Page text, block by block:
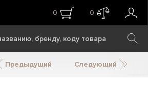
0 0
Предыдущий Следующий